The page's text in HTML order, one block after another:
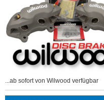
...ab sofort von Wilwood verfügbar